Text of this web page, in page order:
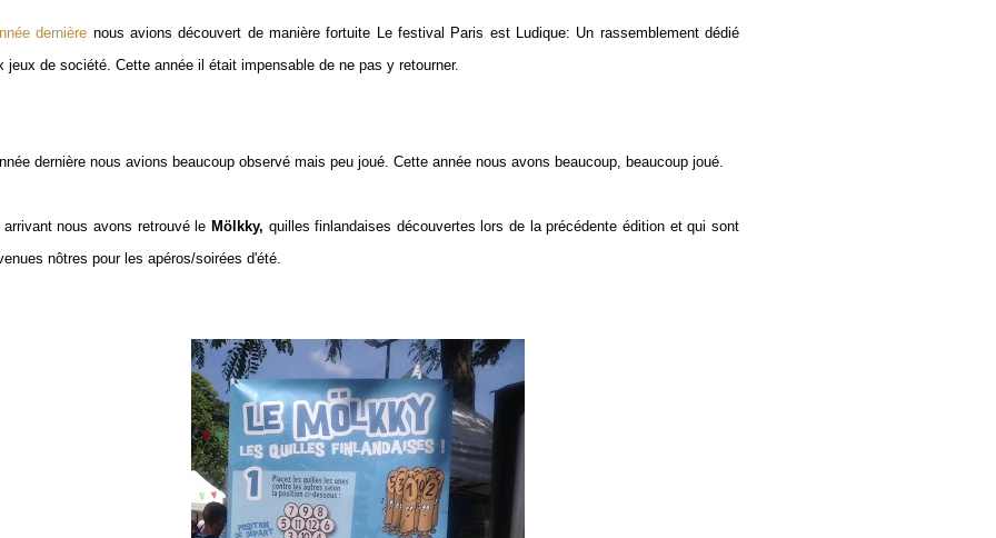
dernière nous avions découvert de manière fortuite Le festival Paris est Ludique: Un rassemblement dédié
jeux de société. Cette année il était impensable de ne pas y retourner.
dernière nous avions beaucoup observé mais peu joué. Cette année nous avons beaucoup, beaucoup joué.
arrivant nous avons retrouvé le Mölkky, quilles finlandaises découvertes lors de la précédente édition et qui sont
nôtres pour les apéros/soirées d'été.